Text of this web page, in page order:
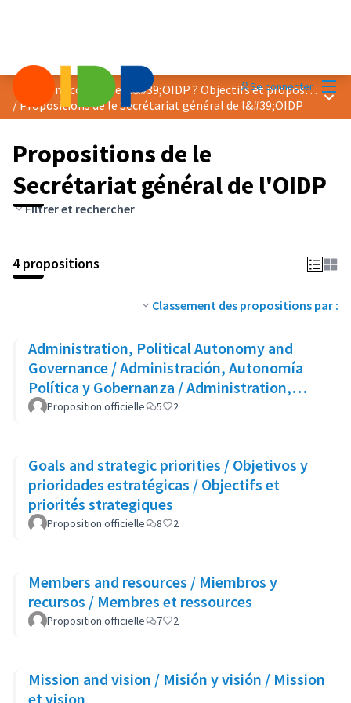
Se connecter
Comment consolider l&#39;OIDP ? Objectifs et proposition de gouvernance
/Propositions de le Secrétariat général de l&#39;OIDP
Propositions de le
Secrétariat général de l'OIDP
Filtrer et rechercher
4 propositions
Classement des propositions par :
Administration, Political Autonomy and
Governance / Administración, Autonomía
Política y Gobernanza / Administration,
Autonomie Politique et Gouvernance
Proposition officielle 5 2
Goals and strategic priorities / Objetivos y
prioridades estratégicas / Objectifs et
priorités strategiques
Proposition officielle 8 2
Members and resources / Miembros y
recursos / Membres et ressources
Proposition officielle 7 2
Mission and vision / Misión y visión / Mission
et vision